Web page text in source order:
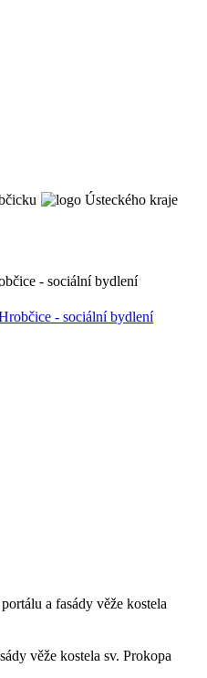
- sociální bydlení
a fasády věže kostela